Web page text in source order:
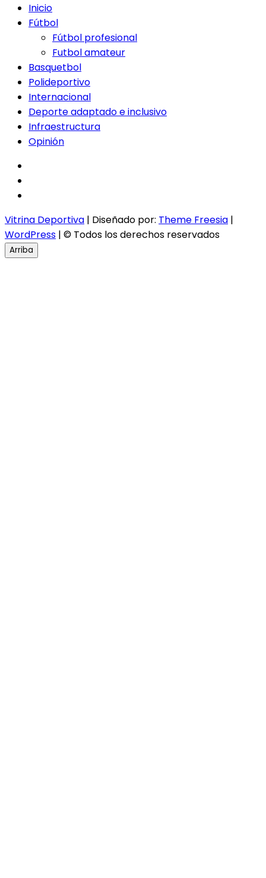
Inicio
Fútbol
Fútbol profesional
Futbol amateur
Basquetbol
Polideportivo
Internacional
Deporte adaptado e inclusivo
Infraestructura
Opinión
Vitrina Deportiva | Diseñado por: Theme Freesia |
WordPress | © Todos los derechos reservados
Arriba